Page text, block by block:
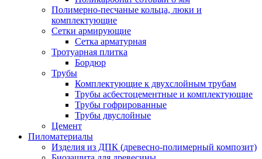
Полимерно-песчаные кольца, люки и
комплектующие
Сетки армирующие
Сетка арматурная
Тротуарная плитка
Бордюр
Трубы
Комплектующие к двухслойным трубам
Трубы асбестоцементные и комплектующие
Трубы гофрированные
Трубы двуслойные
Цемент
Пиломатериалы
Изделия из ДПК (древесно-полимерный композит)